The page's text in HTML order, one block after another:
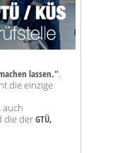
lassen.".
die einzige
auch
die derGTÜ,